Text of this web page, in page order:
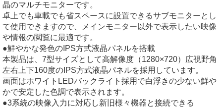
晶のマルチモニターです。
卓上でも車載でも省スペースに設置できるサブモニターとし
て使用できますので、メインモニター以外で表示したい映像
や情報の閲覧に最適です。
●鮮やかな発色のIPS方式液晶パネルを搭載
本製品は、7型サイズとして高解像度（1280×720）広視野角
左右上下160度のIPS方式液晶パネルを採用しています。
画面はホワイトLEDバックライト採用で白浮きの少ない鮮や
かで安定した色調で表示されます。
●3系統の映像入力に対応し新旧様々機器と接続できる